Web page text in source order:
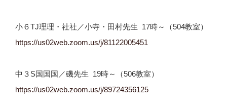
小６TJ理理・社社／小寺・田村先生 17時～（504教室）
https://us02web.zoom.us/j/81122005451
中３S国国国／磯先生 19時～（506教室）
https://us02web.zoom.us/j/89724356125